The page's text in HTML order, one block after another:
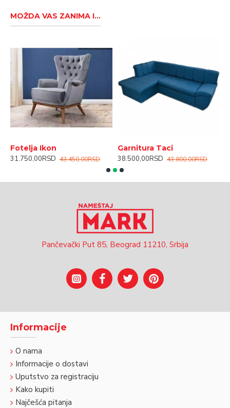
MOŽDA VAS ZANIMA I...
Fotelja Ikon
31.750,00RSD 43.450,00RSD
Garnitura Taci
38.500,00RSD 43.800,00RSD
Pančevački Put 85, Beograd 11210, Srbija
Informacije
O nama
Informacije o dostavi
Uputstvo za registraciju
Kako kupiti
Najčešća pitanja